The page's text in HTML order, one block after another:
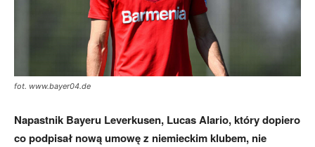
fot. www.bayer04.de
Napastnik Bayeru Leverkusen, Lucas Alario, który dopiero
co podpisał nową umowę z niemieckim klubem, nie